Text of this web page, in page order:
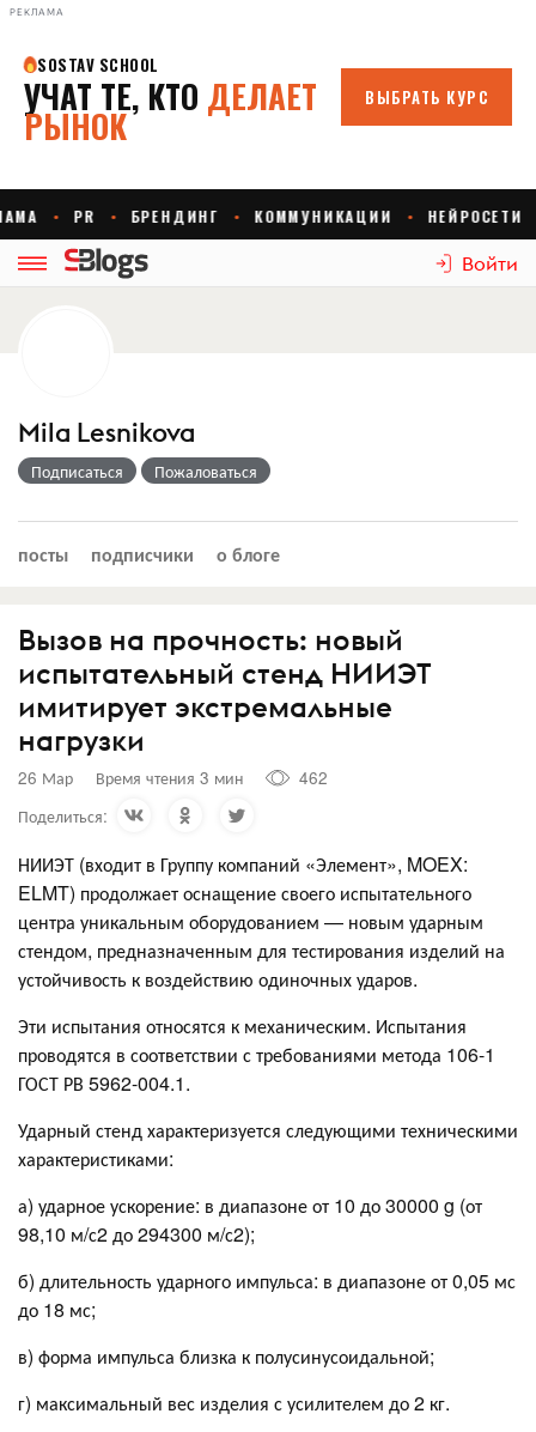
РЕКЛАМА
Войти
Mila Lesnikova
Подписаться Пожаловаться
посты подписчики о блоге
Вызов на прочность: новый
испытательный стенд НИИЭТ
имитирует экстремальные
нагрузки
26 Мар Время чтения 3 мин
462
Поделиться:
НИИЭТ (входит в Группу компаний «Элемент», MOEX:
ELMT) продолжает оснащение своего испытательного
центра уникальным оборудованием — новым ударным
стендом, предназначенным для тестирования изделий на
устойчивость к воздействию одиночных ударов.
Эти испытания относятся к механическим. Испытания
проводятся в соответствии с требованиями метода 106-1
ГОСТ РВ 5962-004.1.
Ударный стенд характеризуется следующими техническими
характеристиками:
а) ударное ускорение: в диапазоне от 10 до 30000 g (от
98,10 м/с2 до 294300 м/с2);
б) длительность ударного импульса: в диапазоне от 0,05 мс
до 18 мс;
в) форма импульса близка к полусинусоидальной;
г) максимальный вес изделия с усилителем до 2 кг.